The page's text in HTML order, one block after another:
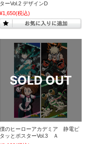
ターVol.2 デザインD
¥1,650(税込)
僕のヒーローアカデミア 静電ピ
タッとポスターVol.3 Ａ